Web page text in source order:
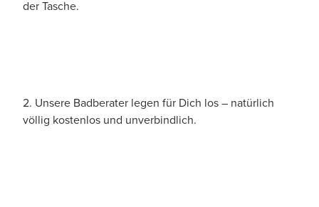
der Tasche.
2. Unsere Badberater legen für Dich los – natürlich
völlig kostenlos und unverbindlich.